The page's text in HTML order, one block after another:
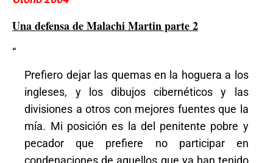
Una defensa de Malachi Martin parte 2
“
Prefiero dejar las quemas en la hoguera a los
ingleses, y los dibujos cibernéticos y las
divisiones a otros con mejores fuentes que la
mía. Mi posición es la del penitente pobre y
pecador que prefiere no participar en
condenaciones de aquellos que ya han tenido